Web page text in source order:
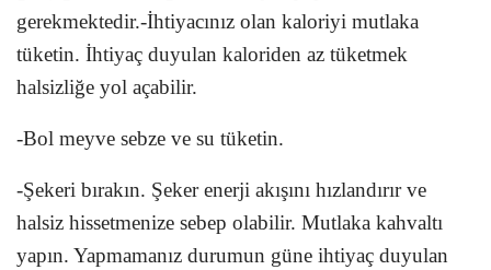
gerekmektedir.-İhtiyacınız olan kaloriyi mutlaka
tüketin. İhtiyaç duyulan kaloriden az tüketmek
halsizliğe yol açabilir.
-Bol meyve sebze ve su tüketin.
-Şekeri bırakın. Şeker enerji akışını hızlandırır ve
halsiz hissetmenize sebep olabilir. Mutlaka kahvaltı
yapın. Yapmamanız durumun güne ihtiyaç duyulan